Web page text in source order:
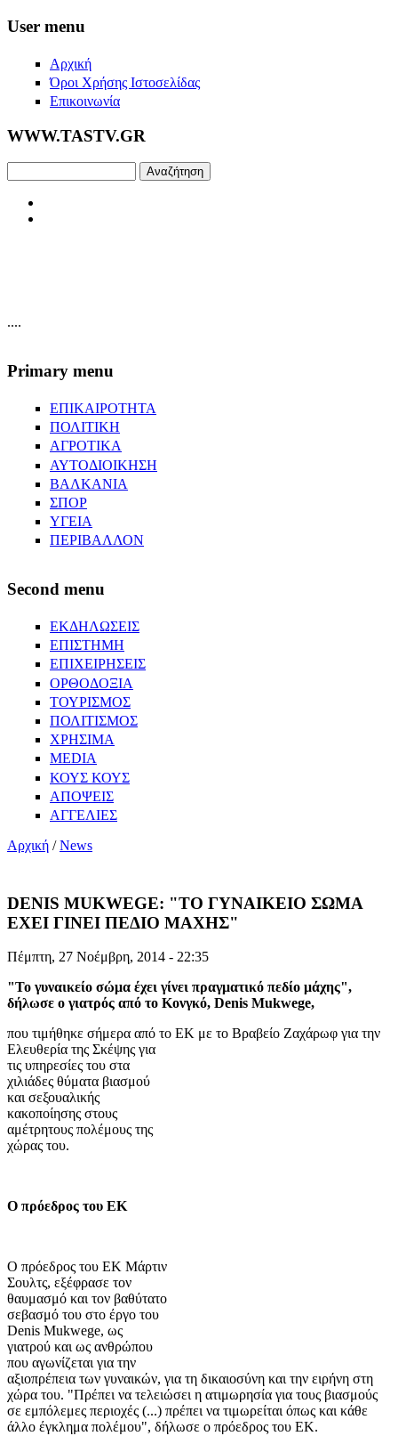
Skip to main content
User menu
Αρχική
Όροι Χρήσης Ιστοσελίδας
Επικοινωνία
WWW.TASTV.GR
....
Primary menu
ΕΠΙΚΑΙΡΟΤΗΤΑ
ΠΟΛΙΤΙΚΗ
ΑΓΡΟΤΙΚΑ
ΑΥΤΟΔΙΟΙΚΗΣΗ
ΒΑΛΚΑΝΙΑ
ΣΠΟΡ
ΥΓΕΙΑ
ΠΕΡΙΒΑΛΛΟΝ
Second menu
ΕΚΔΗΛΩΣΕΙΣ
ΕΠΙΣΤΗΜΗ
ΕΠΙΧΕΙΡΗΣΕΙΣ
ΟΡΘΟΔΟΞΙΑ
ΤΟΥΡΙΣΜΟΣ
ΠΟΛΙΤΙΣΜΟΣ
ΧΡΗΣΙΜΑ
MEDIA
ΚΟΥΣ ΚΟΥΣ
ΑΠΟΨΕΙΣ
ΑΓΓΕΛΙΕΣ
Αρχική /News
DENIS MUKWEGE: "ΤO ΓΥΝΑΙΚΕΙΟ ΣΩΜΑ
ΕΧΕΙ ΓΙΝΕΙ ΠΕΔΙΟ ΜΑΧΗΣ"
Πέμπτη, 27 Νοέμβρη, 2014 - 22:35
"Το γυναικείο σώμα έχει γίνει πραγματικό πεδίο μάχης",
δήλωσε ο γιατρός από το Κονγκό, Denis Mukwege,
που τιμήθηκε σήμερα από το ΕΚ με το Βραβείο Ζαχάρωφ για την
Ελευθερία της Σκέψης για
τις υπηρεσίες του στα
χιλιάδες θύματα βιασμού
και σεξουαλικής
κακοποίησης στους
αμέτρητους πολέμους της
χώρας του.
Ο πρόεδρος του ΕΚ
Ο πρόεδρος του ΕΚ Μάρτιν
Σουλτς, εξέφρασε τον
θαυμασμό και τον βαθύτατο
σεβασμό του στο έργο του
Denis Mukwege, ως
γιατρού και ως ανθρώπου
που αγωνίζεται για την
αξιοπρέπεια των γυναικών, για τη δικαιοσύνη και την ειρήνη στη
χώρα του. "Πρέπει να τελειώσει η ατιμωρησία για τους βιασμούς
σε εμπόλεμες περιοχές (...) πρέπει να τιμωρείται όπως και κάθε
άλλο έγκλημα πολέμου", δήλωσε ο πρόεδρος του ΕΚ.